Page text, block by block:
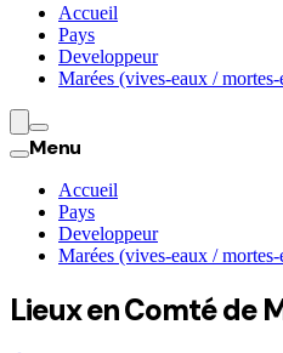
Accueil
Pays
Developpeur
Marées (vives-eaux /
Menu
Accueil
Pays
Developpeur
Marées (vives-eaux /
Lieux en Comté de